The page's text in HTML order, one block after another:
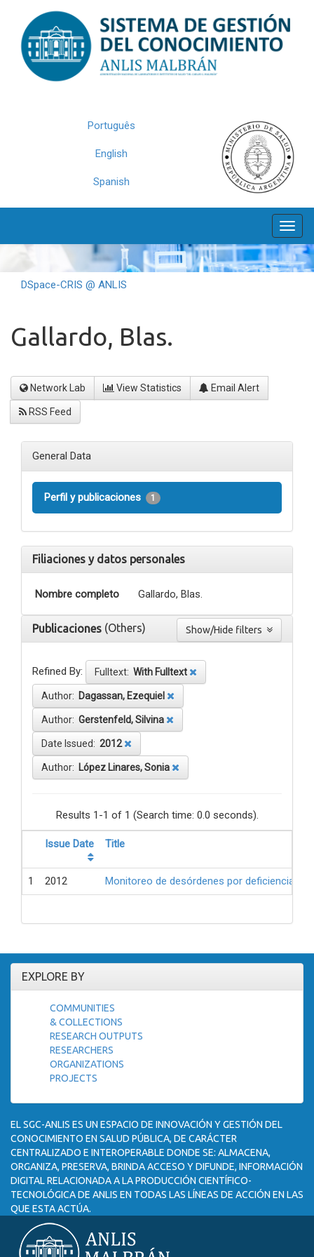
navigation
Português
English
Spanish
DSpace-CRIS @ ANLIS
Gallardo, Blas.
Network Lab View Statistics Email Alert
RSS Feed
General Data
Perfil y publicaciones 1
Filiaciones y datos personales
Nombre completo Gallardo, Blas.
Publicaciones (Others)
Refined By: Fulltext: With Fulltext
Author: Dagassan, Ezequiel
Author: Gerstenfeld, Silvina
Date Issued: 2012
Author: López Linares, Sonia
Results 1-1 of 1 (Search time: 0.0 seconds).
Issue Date Title
1 2012 Monitoreo de desórdenes por deficiencia
EXPLORE BY
COMMUNITIES
& COLLECTIONS
RESEARCH OUTPUTS
RESEARCHERS
ORGANIZATIONS
PROJECTS
EL SGC-ANLIS ES UN ESPACIO DE INNOVACIÓN Y GESTIÓN DEL
CONOCIMIENTO EN SALUD PÚBLICA, DE CARÁCTER
CENTRALIZADO E INTEROPERABLE DONDE SE: ALMACENA,
ORGANIZA, PRESERVA, BRINDA ACCESO Y DIFUNDE, INFORMACIÓN
DIGITAL RELACIONADA A LA PRODUCCIÓN CIENTÍFICO-
TECNOLÓGICA DE ANLIS EN TODAS LAS LÍNEAS DE ACCIÓN EN LAS
QUE ESTA ACTÚA.